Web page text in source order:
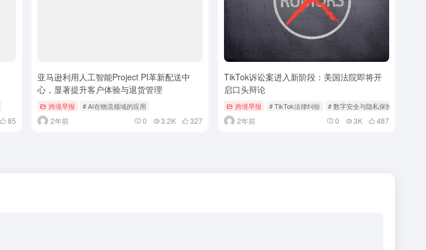
85
亚马逊利用人工智能Project PI革新配送中
心，显著提升客户体验与退货管理
跨境早报 # AI在物流领域的应用
2年前 0 3.2K 327
TikTok诉讼案进入新阶段：美国法院即将开
启口头辩论
跨境早报 # TikTok法律纠纷 # 数字安全与隐私保护
2年前 0 3K 487